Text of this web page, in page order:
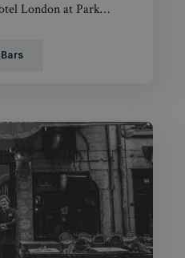
London at Park
des bénéfices